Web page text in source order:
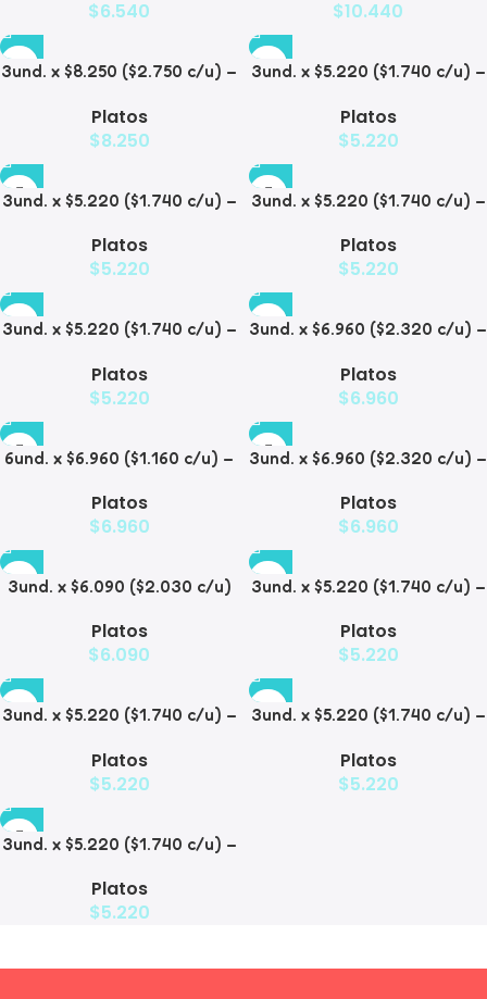
Decorativo
$6.540
$10.440
3und. x $8.250 ($2.750 c/u) –
Mascotas con Diseño de
Gatos
Platos
$8.250
3und. x $5.220 ($1.740 c/u) –
Mascotas Texturizado
Platos
$5.220
3und. x $5.220 ($1.740 c/u) –
Mascotas Diseño Pastel
Platos
$5.220
3und. x $5.220 ($1.740 c/u) –
Mascotas con Diseños
Estampados
Platos
$5.220
3und. x $5.220 ($1.740 c/u) –
Mascotas con Diseño
Platos
$5.220
3und. x $6.960 ($2.320 c/u) –
Mascotas con Patitas
Platos
$6.960
6und. x $6.960 ($1.160 c/u) –
Mascotas
Platos
$6.960
3und. x $6.960 ($2.320 c/u) –
Pollito
Platos
$6.960
3und. x $6.090 ($2.030 c/u)
Platos
$6.090
3und. x $5.220 ($1.740 c/u) –
Platos
$5.220
3und. x $5.220 ($1.740 c/u) –
Platos
$5.220
3und. x $5.220 ($1.740 c/u) –
Platos
$5.220
3und. x $5.220 ($1.740 c/u) –
Platos
$5.220